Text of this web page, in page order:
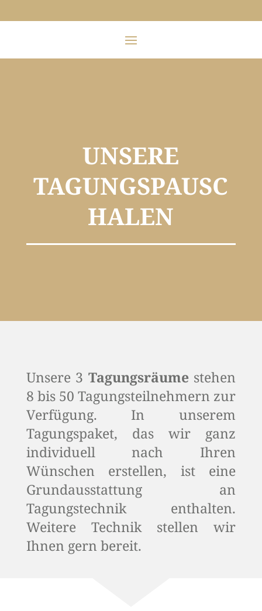
UNSERE
TAGUNGSPAUSC
HALEN
Unsere 3 Tagungsräume stehen
8 bis 50 Tagungsteilnehmern zur
Verfügung. In unserem
Tagungspaket, das wir ganz
individuell nach Ihren
Wünschen erstellen, ist eine
Grundausstattung an
Tagungstechnik enthalten.
Weitere Technik stellen wir
Ihnen gern bereit.